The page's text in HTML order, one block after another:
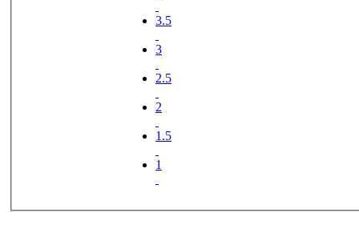
3.5
3
2.5
2
1.5
1